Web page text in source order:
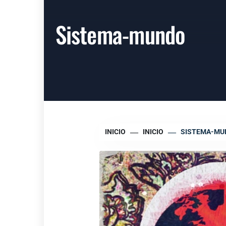
Sistema-mundo
INICIO INICIO SISTEMA-